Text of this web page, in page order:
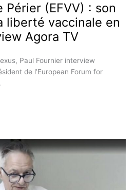
Périer (EFVV) : son
liberté vaccinale en
Agora TV
Paul Fournier interview
de l’European Forum for